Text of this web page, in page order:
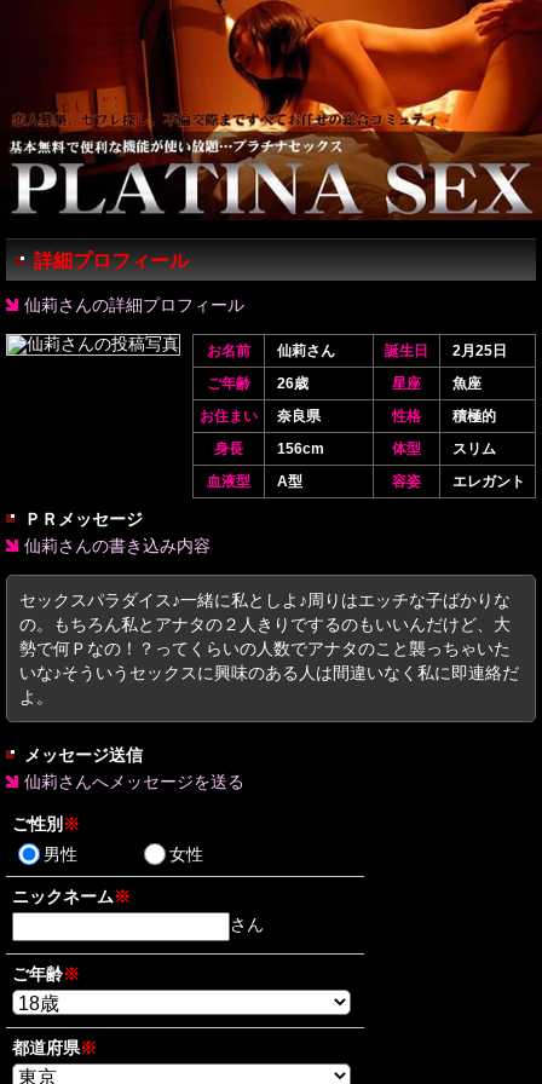
詳細プロフィール
仙莉さんの詳細プロフィール
お名前 仙莉さん 誕生日
2月25日
ご年齢
26歳 星座
魚座
お住まい
奈良県 性格
積極的
身長
156cm 体型
スリム
血液型
A型 容姿 エレガント
ＰＲメッセージ
仙莉さんの書き込み内容
セックスパラダイス♪一緒に私としよ♪周りはエッチな子ばかりな
の。もちろん私とアナタの２人きりでするのもいいんだけど、大
勢で何Ｐなの！？ってくらいの人数でアナタのこと襲っちゃいた
いな♪そういうセックスに興味のある人は間違いなく私に即連絡だ
よ。
メッセージ送信
仙莉さんへメッセージを送る